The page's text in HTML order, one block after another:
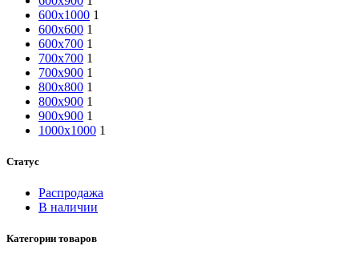
600х1000 1
600х600 1
600х700 1
700х700 1
700х900 1
800х800 1
800х900 1
900х900 1
1000х1000 1
Статус
Распродажа
В наличии
Категории товаров